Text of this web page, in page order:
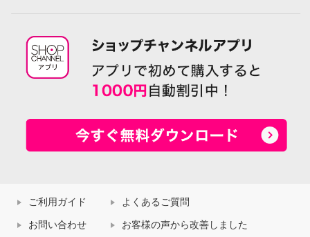
ご利用ガイド よくあるご質問
お問い合わせ お客様の声から改善しました